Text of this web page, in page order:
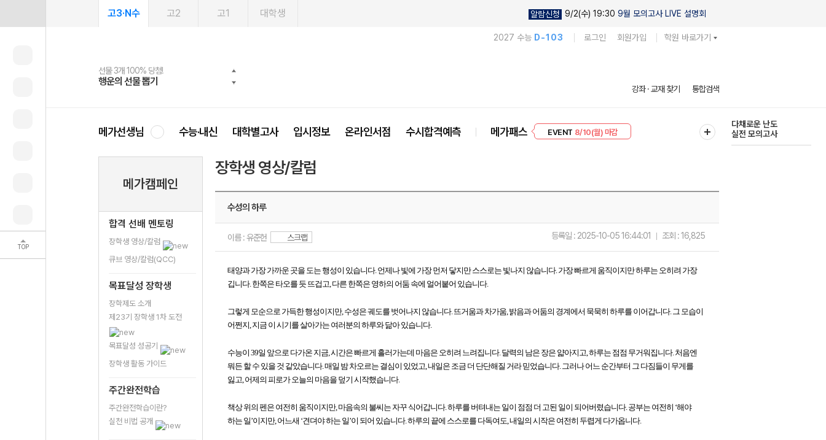
TOP
고3·N수 고2 고1 대학생 알람신청 9/2(수) 19:30 9월 모의고사 LIVE 설명회
2027 수능 D-103 로그인 회원가입 학원 바로가기
메가스터디
선물 3개 100% 당첨!
행운의 선물 뽑기
선물 100% 증정!
메가스터디 X 올리브
여름방학 스터디 캐시백
메가런 썸머스쿨
2027 러셀 단과
강사 공개선발
스마트러닝앱
설문 EVENT
메가패스
3일 무료 체험권
메가패스 수강생 무료혜택!
메가클럽 멤버십
사회공헌 캠페인
희망이룸 메가나눔
강좌 · 교재 찾기 통합검색
메가선생님 수능·내신 대학별고사 입시정보 온라인서점 수시합격예측 메가패스
EVENT 8/10(월) 마감
다채로운 난도
실전 모의고사
메가캠페인
합격 선배 멘토링
장학생 영상/칼럼
큐브 영상/칼럼(QCC)
목표달성 장학생
장학제도 소개
제23기 장학생 1차 도전
목표달성 성공기
장학생 활동 가이드
주간완전학습
주간완전학습이란?
실천 비법 공개
장학생 영상/칼럼
수성의 하루
이름 : 유준헌 스크랩 등록일 : 2025-10-05 16:44:01 조회 :16,825
태양과 가장 가까운 곳을 도는 행성이 있습니다. 언제나 빛에 가장 먼저 닿지만 스스로는 빛나지 않습니다. 가장 빠르게 움직이지만 하루는 오히려 가장
깁니다. 한쪽은 타오를 듯 뜨겁고, 다른 한쪽은 영하의 어둠 속에 얼어붙어 있습니다.
그렇게 모순으로 가득한 행성이지만, 수성은 궤도를 벗어나지 않습니다. 뜨거움과 차가움, 밝음과 어둠의 경계에서 묵묵히 하루를 이어갑니다. 그 모습이
어쩐지, 지금 이 시기를 살아가는 여러분의 하루와 닮아 있습니다.
수능이 39일 앞으로 다가온 지금, 시간은 빠르게 흘러가는데 마음은 오히려 느려집니다. 달력의 남은 장은 얇아지고, 하루는 점점 무거워집니다. 처음엔
뭐든 할 수 있을 것 같았습니다. 매일 밤 차오르는 결심이 있었고, 내일은 조금 더 단단해질 거라 믿었습니다. 그러나 어느 순간부터 그 다짐들이 무게를
잃고, 어제의 피로가 오늘의 마음을 덮기 시작했습니다.
책상 위의 펜은 여전히 움직이지만, 마음속의 불씨는 자꾸 식어갑니다. 하루를 버텨내는 일이 점점 더 고된 일이 되어버렸습니다. 공부는 여전히 ‘해야
하는 일’이지만, 어느새 ‘견뎌야 하는 일’이 되어 있습니다. 하루의 끝에 스스로를 다독여도, 내일의 시작은 여전히 두렵게 다가옵니다.